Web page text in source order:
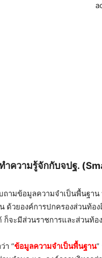
ำความรู้จักกับจปฐ.
ถามข้อมูลความจำเป็นพื้นฐา
ด้วยองค์การปกครองส่วนท้
ก็จะมีส่วนราชการและส่วนท้
า “ข้อมูลความจำเป็นพื้นฐาน